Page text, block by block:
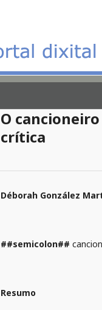
O
crítica
Déborah González
##semicolon##
Resumo